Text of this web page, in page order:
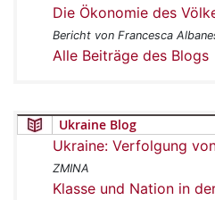
Die Ökonomie des
Bericht von Francesca
Alle Beiträge des Blogs
Ukraine Blog
Ukraine: Verfolgung
ZMINA
Klasse und Nation in